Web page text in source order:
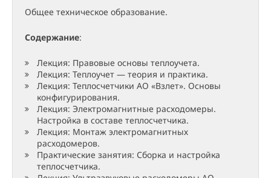
Общее техническое образование.
Содержание:
Лекция: Правовые основы теплоучета.
Лекция: Теплоучет — теория и практика.
Лекция: Теплосчетчики АО «Взлет». Основы
конфигурирования.
Лекция: Электромагнитные расходомеры.
Настройка в составе теплосчетчика.
Лекция: Монтаж электромагнитных
расходомеров.
Практические занятия: Сборка и настройка
теплосчетчика.